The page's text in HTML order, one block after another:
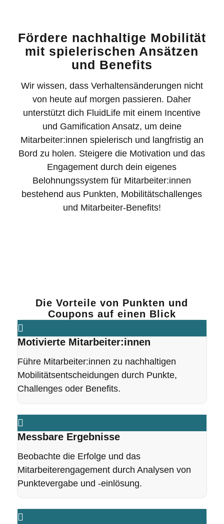
Fördere nachhaltige Mobilität
mit spielerischen Ansätzen
und Benefits
Wir wissen, dass Verhaltensänderungen nicht
von heute auf morgen passieren. Daher
unterstützt dich FluidLife mit einem Incentive
und Gamification Ansatz, um deine
Mitarbeiter:innen spielerisch und langfristig an
Bord zu holen. Steigere die Motivation und das
Engagement durch dein eigenes
Belohnungssystem für Mitarbeiter:innen
bestehend aus Punkten, Mobilitätschallenges
und Mitarbeiter-Benefits!
Die Vorteile von Punkten und
Coupons auf einen Blick
Motivierte Mitarbeiter:innen
Führe Mitarbeiter:innen zu nachhaltigen
Mobilitätsentscheidungen durch Punkte,
Challenges oder Benefits.
Messbare Ergebnisse
Beobachte die Erfolge und das
Mitarbeiterengagement durch Analysen von
Punktevergabe und -einlösung.